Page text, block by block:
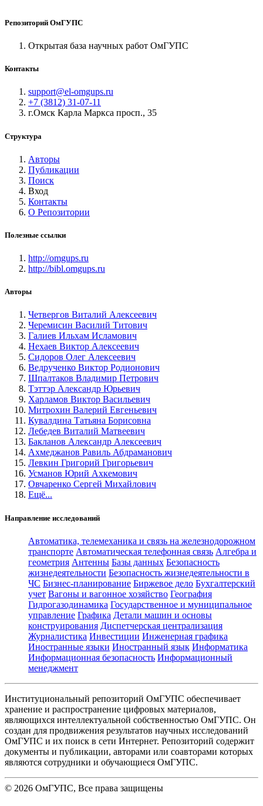
Репозиторий ОмГУПС
Открытая база научных работ ОмГУПС
Контакты
support@el-omgups.ru
+7 (3812) 31-07-11
г.Омск Карла Маркса просп., 35
Структура
Авторы
Публикации
Поиск
Вход
Контакты
О Репозитории
Полезные ссылки
http://omgups.ru
http://bibl.omgups.ru
Авторы
Четвергов Виталий Алексеевич
Черемисин Василий Титович
Галиев Ильхам Исламович
Нехаев Виктор Алексеевич
Сидоров Олег Алексеевич
Ведрученко Виктор Родионович
Шпалтаков Владимир Петрович
Тэттэр Александр Юрьевич
Харламов Виктор Васильевич
Митрохин Валерий Евгеньевич
Кувалдина Татьяна Борисовна
Лебедев Виталий Матвеевич
Бакланов Александр Алексеевич
Ахмеджанов Равиль Абдраманович
Левкин Григорий Григорьевич
Усманов Юрий Ахкемович
Овчаренко Сергей Михайлович
Ещё...
Направление исследований
Автоматика, телемеханика и связь на железнодорожном
транспорте Автоматическая телефонная связь Алгебра и
геометрия Антенны Базы данных Безопасность
жизнедеятельности Безопасность жизнедеятельности в
ЧС Бизнес-планирование Биржевое дело Бухгалтерский
учет Вагоны и вагонное хозяйство География
Гидрогазодинамика Государственное и муниципальное
управление Графика Детали машин и основы
конструирования Диспетчерская централизация
Журналистика Инвестиции Инженерная графика
Иностранные языки Иностранный язык Информатика
Информационная безопасность Информационный
менеджмент
Институциональный репозиторий ОмГУПС обеспечивает
хранение и распространение цифровых материалов,
являющихся интеллектуальной собственностью ОмГУПС. Он
создан для продвижения результатов научных исследований
ОмГУПС и их поиск в сети Интернет. Репозиторий содержит
документы и публикации, авторами или соавторами которых
являются сотрудники и обучающиеся ОмГУПС.
© 2026 ОмГУПС, Все права защищены